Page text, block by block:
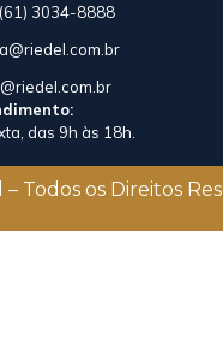
3034-8888
das 9h às 18h.
Todos os Direitos